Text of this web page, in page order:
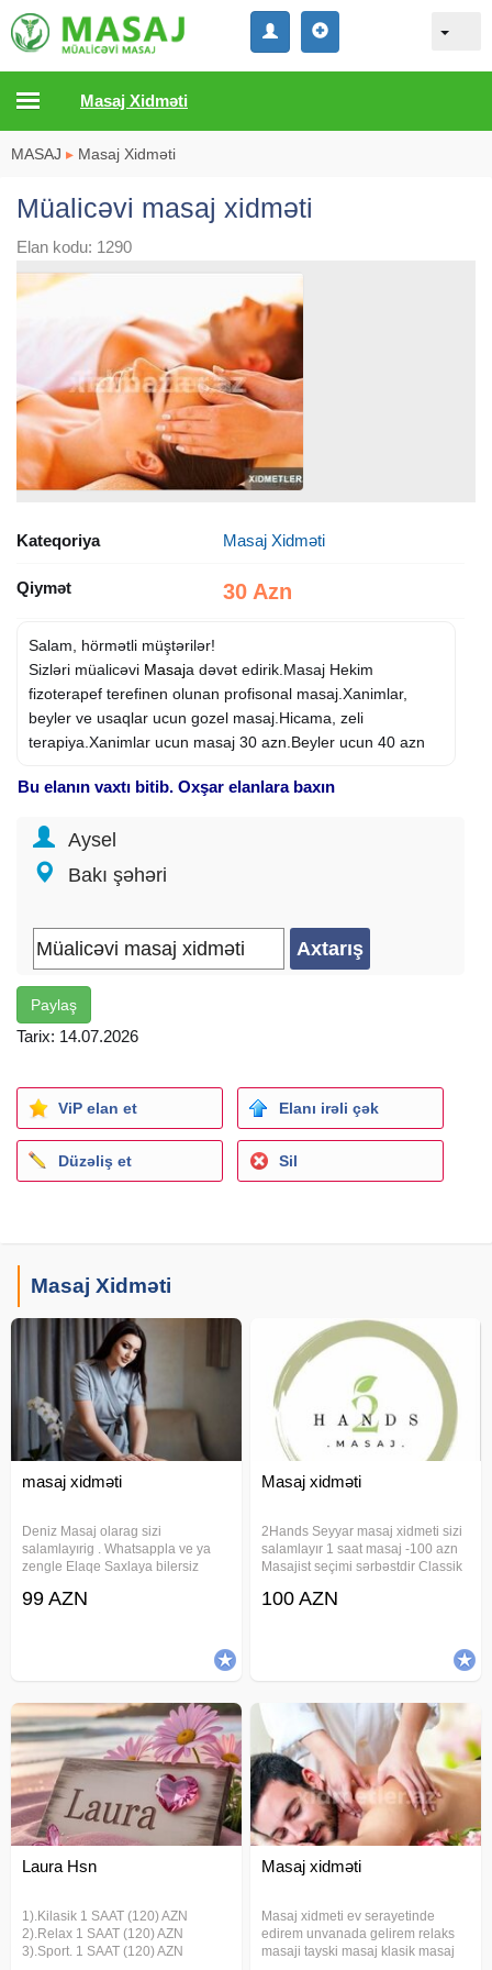
Masaj Xidməti
MASAJ ▸ Masaj Xidməti
Müalicəvi masaj xidməti
Elan kodu: 1290
Kateqoriya Masaj Xidməti
Qiymət 30 Azn
Salam, hörmətli müştərilər!
Sizləri müalicəvi Masaja dəvət edirik.Masaj Hekim
fizoterapef terefinen olunan profisonal masaj.Xanimlar,
beyler ve usaqlar ucun gozel masaj.Hicama, zeli
terapiya.Xanimlar ucun masaj 30 azn.Beyler ucun 40 azn
Bu elanın vaxtı bitib. Oxşar elanlara baxın
Aysel
Bakı şəhəri
Paylaş
Tarix: 14.07.2026
ViP elan et Elanı irəli çək
Düzəliş et Sil
Masaj Xidməti
masaj xidməti
Deniz Masaj olarag sizi
salamlayırig . Whatsappla ve ya
zengle Elaqe Saxlaya bilersiz
xidmətinizdəyik Sport Klassik
99 AZN
Masaj xidməti
2Hands Seyyar masaj xidmeti sizi
salamlayır 1 saat masaj -100 azn
Masajist seçimi sərbəstdir Classik
Üz masaji Anticelulit masaj
100 AZN
Laura Hsn
1).Kilasik 1 SAAT (120) AZN
2).Relax 1 SAAT (120) AZN
3).Sport. 1 SAAT (120) AZN
Masaj xidməti
Masaj xidmeti ev serayetinde
edirem unvanada gelirem relaks
masaji tayski masaj klasik masaj